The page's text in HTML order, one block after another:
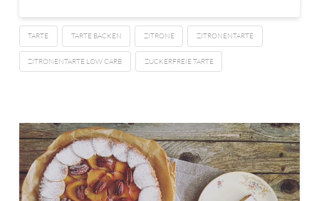
TARTE TARTE BACKEN ZITRONE ZITRONENTARTE
ZITRONENTARTE LOW CARB ZUCKERFREIE TARTE